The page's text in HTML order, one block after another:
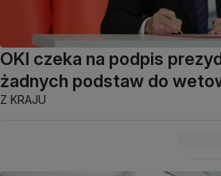
OKI czeka na podpis
żadnych podstaw do
Z KRAJU